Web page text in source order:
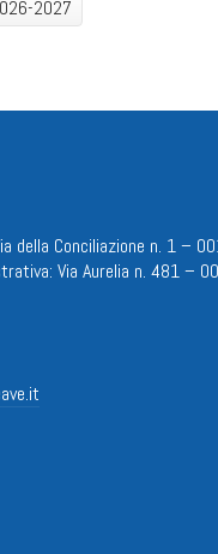
2027
della Conciliazione n. 1 –
Via Aurelia n. 481 –